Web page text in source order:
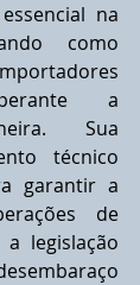
na
como
a
Sua
técnico
garantir a
de
legislação